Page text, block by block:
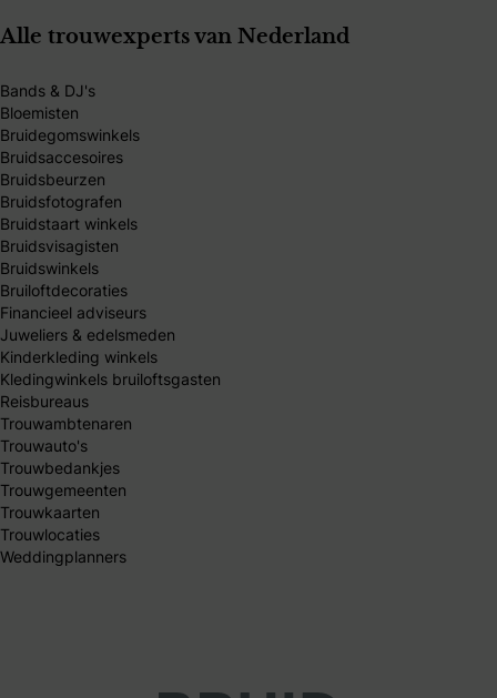
Alle trouwexperts van Nederland
Bands & DJ's
Bloemisten
Bruidegomswinkels
Bruidsaccesoires
Bruidsbeurzen
Bruidsfotografen
Bruidstaart winkels
Bruidsvisagisten
Bruidswinkels
Bruiloftdecoraties
Financieel adviseurs
Juweliers & edelsmeden
Kinderkleding winkels
Kledingwinkels bruiloftsgasten
Reisbureaus
Trouwambtenaren
Trouwauto's
Trouwbedankjes
Trouwgemeenten
Trouwkaarten
Trouwlocaties
Weddingplanners